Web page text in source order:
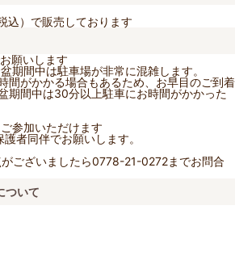
込）で販売しております
願いします
期間中は駐車場が非常に混雑します。
間がかかる場合もあるため、お早目のご到着
期間中は30分以上駐車にお時間がかかった
参加いただけます
者同伴でお願いします。
ございましたら0778-21-0272までお問合
ついて